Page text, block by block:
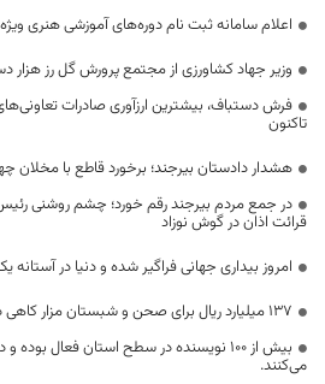
اعلام سامانه ثبت نام دوره‌های آموزشی هنری
وزیر جهاد کشاورزی از مجتمع پرورش گل رز هزار
فرش دستباف، بیشترین ارزآوری صادرات
تاکنون
هشدار دادستان بیرجند؛ برخورد قاطع با مخلان
در جمع مردم بیرجند رقم خورد؛ چشم روشنی
قرائت اذان در گوش نوزاد
امروز بیداری جهانی فراگیر شده و دنیا در
۱۳۷ میلیارد ریال برای صحن و شبستان مزار کاهی در سربیشه هزینه شد
بیش از ۱۰۰ نویسنده در سطح استان فعال
می‌کنند.